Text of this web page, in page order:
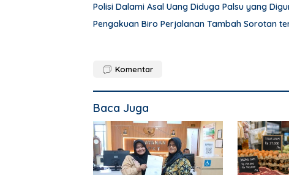
Polisi Dalami Asal Uang Diduga Palsu yang
Pengakuan Biro Perjalanan Tambah Sorotan
Komentar
Baca Juga